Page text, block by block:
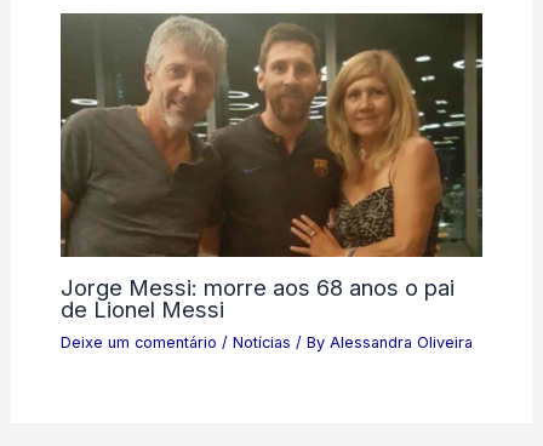
Jorge Messi: morre aos 68 anos o pai
de Lionel Messi
Deixe um comentário / Notícias / By Alessandra Oliveira